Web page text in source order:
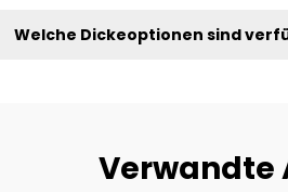
Welche Dickeoptionen sind
Verwandte